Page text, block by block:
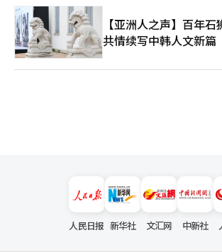
【亚洲人之声】百年
共情续写中韩人文新篇
人民日报 新华社 文汇网 中新社